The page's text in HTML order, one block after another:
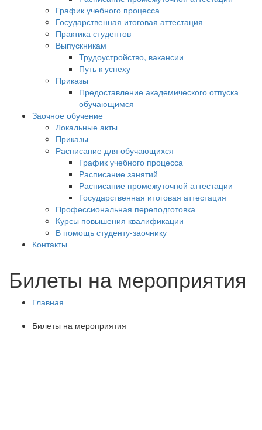
График учебного процесса
Государственная итоговая аттестация
Практика студентов
Выпускникам
Трудоустройство, вакансии
Путь к успеху
Приказы
Предоставление академического отпуска
обучающимся
Заочное обучение
Локальные акты
Приказы
Расписание для обучающихся
График учебного процесса
Расписание занятий
Расписание промежуточной аттестации
Государственная итоговая аттестация
Профессиональная переподготовка
Курсы повышения квалификации
В помощь студенту-заочнику
Контакты
Билеты на мероприятия
Главная
-
Билеты на мероприятия